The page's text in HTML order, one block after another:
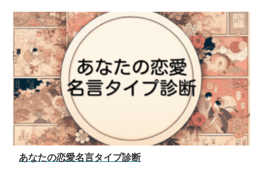
あなたの恋愛名言タイプ診断